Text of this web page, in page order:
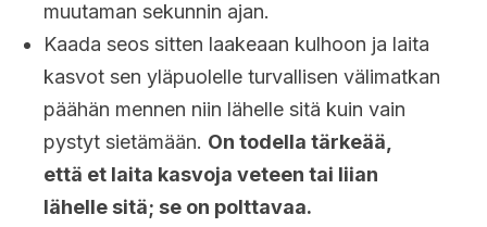
muutaman sekunnin ajan.
Kaada seos sitten laakeaan kulhoon ja laita
kasvot sen yläpuolelle turvallisen välimatkan
päähän mennen niin lähelle sitä kuin vain
pystyt sietämään. On todella tärkeää,
että et laita kasvoja veteen tai liian
lähelle sitä; se on polttavaa.